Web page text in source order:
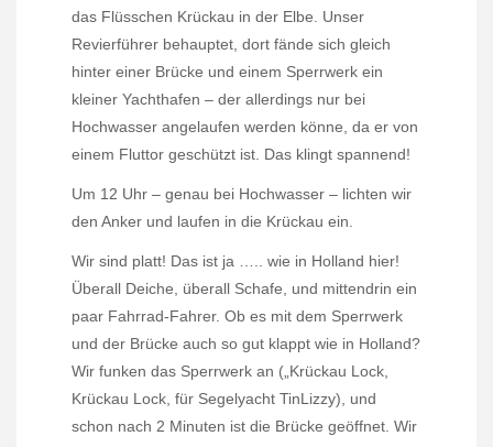
das Flüsschen Krückau in der Elbe. Unser
Revierführer behauptet, dort fände sich gleich
hinter einer Brücke und einem Sperrwerk ein
kleiner Yachthafen – der allerdings nur bei
Hochwasser angelaufen werden könne, da er von
einem Fluttor geschützt ist. Das klingt spannend!
Um 12 Uhr – genau bei Hochwasser – lichten wir
den Anker und laufen in die Krückau ein.
Wir sind platt! Das ist ja ….. wie in Holland hier!
Überall Deiche, überall Schafe, und mittendrin ein
paar Fahrrad-Fahrer. Ob es mit dem Sperrwerk
und der Brücke auch so gut klappt wie in Holland?
Wir funken das Sperrwerk an („Krückau Lock,
Krückau Lock, für Segelyacht TinLizzy), und
schon nach 2 Minuten ist die Brücke geöffnet. Wir